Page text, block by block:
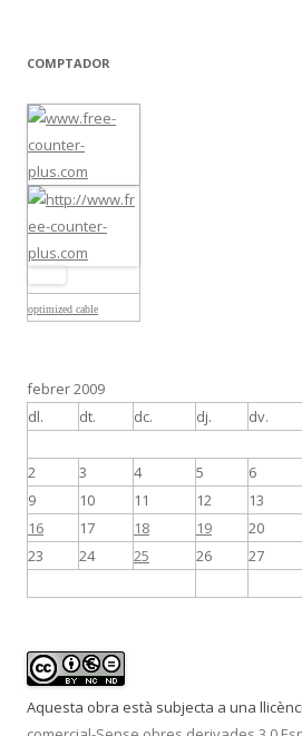
COMPTADOR
optimized cable
febrer 2009
dl.
dt. dc. dj. dv.
2
3 4 5 6
9
10 11 12 13
16
17 18 19 20
23
24 25 26 27
Aquesta obra està subjecta a una